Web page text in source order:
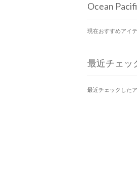
Ocean
現在おすすめアイ
最近チェッ
最近チェックした